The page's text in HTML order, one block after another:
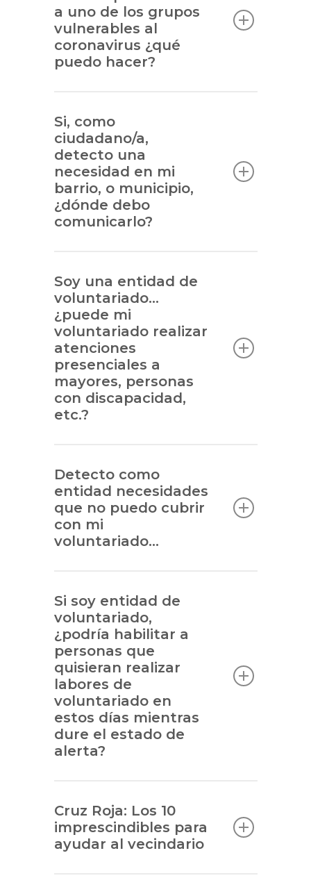
a uno de los grupos
vulnerables al
coronavirus ¿qué
puedo hacer?
Si, como
ciudadano/a,
detecto una
necesidad en mi
barrio, o municipio,
¿dónde debo
comunicarlo?
Soy una entidad de
voluntariado…
¿puede mi
voluntariado realizar
atenciones
presenciales a
mayores, personas
con discapacidad,
etc.?
Detecto como
entidad necesidades
que no puedo cubrir
con mi
voluntariado…
Si soy entidad de
voluntariado,
¿podría habilitar a
personas que
quisieran realizar
labores de
voluntariado en
estos días mientras
dure el estado de
alerta?
Cruz Roja: Los 10
imprescindibles para
ayudar al vecindario